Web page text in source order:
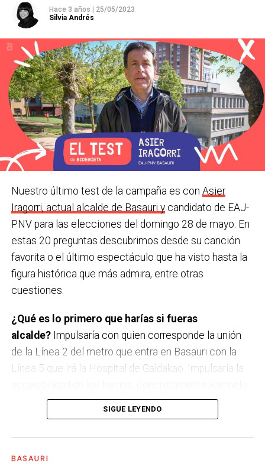
concejales, los mismos que sumaron en 2019 como
Basauri Bai. El PP mantiene un edil y sube un puñado
de votos. El Partido Humanista ha conseguido 206
votos.
Basauri
Infogram
Hace 3 años | 25/05/2023
Silvia Andrés
Nuestro último test de la campaña es con Asier
Iragorri, actual alcalde de Basauri ycandidato de EAJ-
PNV para las elecciones del domingo 28 de mayo. En
estas 20 preguntas descubrimos desde su canción
favorita o el último espectáculo que ha visto hasta la
figura histórica que más admira, entre otras
cuestiones.
¿Qué es lo primero que harías si fueras
alcalde? Impulsaría con quien corresponde la unión
de la Línea 2 del metro que entra en Basauri con la
Línea 5 que irá la Hospital de Galdakao. Impulsaría la
Torre, buscando la mejor opción para unir la parte baja
y la alta de Karmelo Torre, obviamente buscando el
consenso entre los vecinos. Y también traer actividad
SIGUE LEYENDO
BASAURI